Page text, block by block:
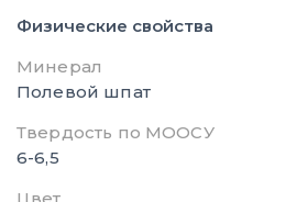
Физические свойства
Минерал
Полевой шпат
Твердость по МООСУ
6-6,5